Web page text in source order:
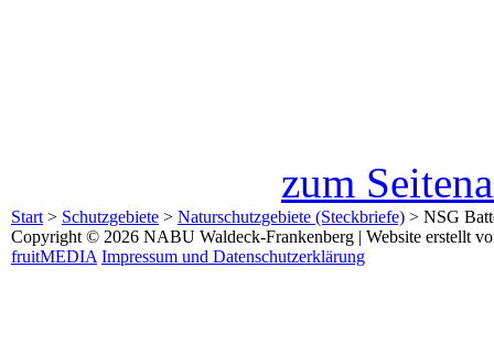
zum
Start > Schutzgebiete > Naturschutzgebiete (Steckbriefe) > NSG
Copyright © 2026 NABU Waldeck-Frankenberg | Website erstellt
fruitMEDIA Impressum und Datenschutzerklärung